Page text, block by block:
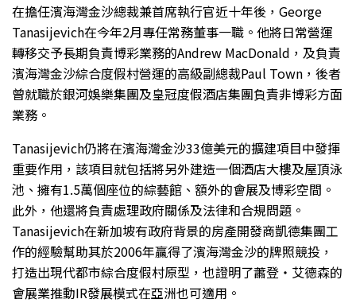
在擔任濱海灣金沙總裁兼首席執行官近十年後，George
Tanasijevich在今年2月專任常務董事一職。他將日常營運
轉移交予長期負責博彩業務的Andrew MacDonald，及負責
濱海灣金沙綜合度假村營運的高級副總裁Paul Town，後者
曾就職於銀河娛樂集團及皇冠度假酒店集團負責非博彩方面
業務。
Tanasijevich仍將在濱海灣金沙33億美元的擴建項目中發揮
重要作用，該項目就包括將另外建造一個酒店大樓及屋頂泳
池、擁有1.5萬個座位的綜藝館、額外的會展及博彩空間。
此外，他還將負責處理政府關係及法律和合規問題。
Tanasijevich在新加坡有政府背景的房產開發商凱德集團工
作的經驗幫助其於2006年贏得了濱海灣金沙的牌照競投，
打造出現代都市綜合度假村原型，也證明了蕭登・艾德森的
會展業推動IR發展模式在亞洲也可適用。